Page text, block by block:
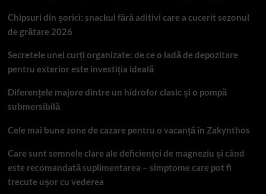
Chipsuri din șorici: snackul fără aditivi care a cucerit sezonul
de grătare 2026
Secretele unei curți organizate: de ce o ladă de depozitare
pentru exterior este investiția ideală
Diferențele majore dintre un hidrofor clasic și o pompă
submersibilă
Cele mai bune zone de cazare pentru o vacanță în Zakynthos
Care sunt semnele clare ale deficienței de magneziu și când
este recomandată suplimentarea – simptome care pot fi
trecute ușor cu vederea